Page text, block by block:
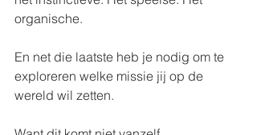
organische.
En net die laatste heb je nodig om te
exploreren welke missie jij op de
wereld wil zetten.